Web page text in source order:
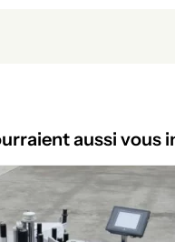
aussi vous